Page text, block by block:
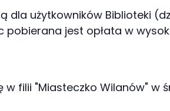
dla użytkowników Biblioteki
jest opłata w
filii "Miasteczko Wilanów" w